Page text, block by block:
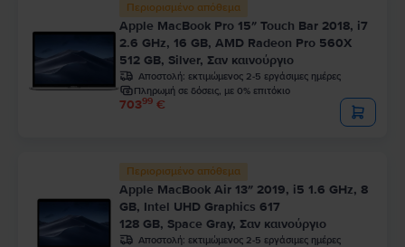
Περιορισμένο απόθεμα
Apple MacBook Pro 15″ Touch Bar 2018, i7
2.6 GHz, 16 GB, AMD Radeon Pro 560X
512 GB, Silver, Σαν καινούργιο
Αποστολή: εκτιμώμενος 2-5 εργάσιμες ημέρες
Πληρωμή σε δόσεις, με 0% επιτόκιο
70399 €
Περιορισμένο απόθεμα
Apple MacBook Air 13″ 2019, i5 1.6 GHz, 8
GB, Intel UHD Graphics 617
128 GB, Space Gray, Σαν καινούργιο
Αποστολή: εκτιμώμενος 2-5 εργάσιμες ημέρες